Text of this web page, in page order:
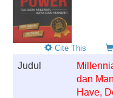
Cite This
Judul
dan
Have,